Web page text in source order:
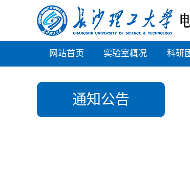
网站首页 实验室概况 科研
通知公告